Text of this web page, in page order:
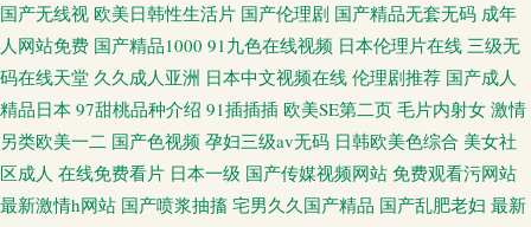
国产无线视 欧美日韩性生活片 国产伦理剧 国产精品无套无码 成年
人网站免费 国产精品1000 91九色在线视频 日本伦理片在线 三级无
码在线天堂 久久成人亚洲 日本中文视频在线 伦理剧推荐 国产成人
精品日本 97甜桃品种介绍 91插插插 欧美SE第二页 毛片内射女 激情
另类欧美一二 国产色视频 孕妇三级av无码 日韩欧美色综合 美女社
区成人 在线免费看片 日本一级 国产传媒视频网站 免费观看污网站
最新激情h网站 国产喷浆抽搐 宅男久久国产精品 国产乱肥老妇 最新